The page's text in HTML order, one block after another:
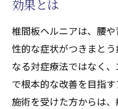
天啓気功治療
ニー覚醒で体
心身のバラン
や療法で活性
天啓気功治療
化するチャク
効果とは
椎間板ヘルニアは、腰
性的な症状がつきまと
なる対症療法ではなく
で根本的な改善を目指
施術を受けた方からは